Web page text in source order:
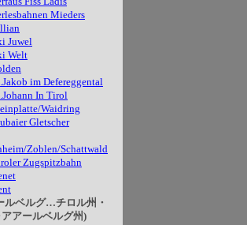
Mieders
Juwel
Welt
im Defereggental
In Tirol
Waidring
Gletscher
Zoblen/Schattwald
Zugspitzbahn
ルベルグ…チロル州・
アアールベルグ州)